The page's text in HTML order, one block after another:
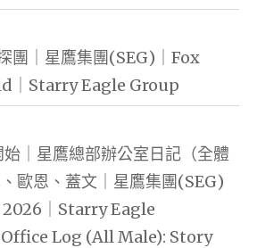
團｜星鷹集團(SEG)｜Fox
｜Starry Eagle Group
｜星鷹總部辦公室日記（全體
歐恩、蓋文｜星鷹集團(SEG)
2026｜Starry Eagle
Log (All Male): Story